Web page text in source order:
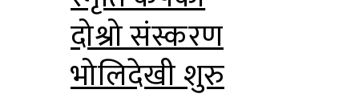
दोश्रो संस्करण
भोलिदेखी शुरु